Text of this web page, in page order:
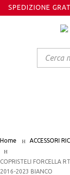
SPEDIZIONE
search
Home ACCESSORI
COPRISTELI FORCELLA
2016-2023 BIANCO